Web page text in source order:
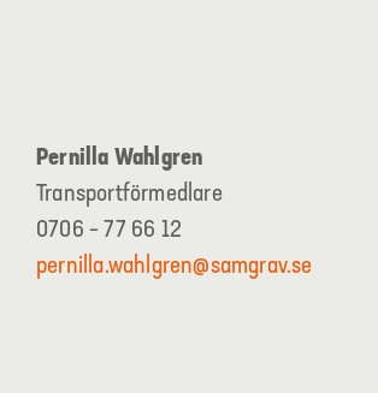
Pernilla Wahlgren
Transportförmedlare
0706 – 77 66 12
pernilla.wahlgren@samgrav.se